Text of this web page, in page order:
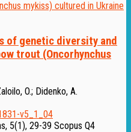
of genetic diversity and
trout (Oncorhynchus
O.; Didenko, A.
v5_1_04
5(1), 29-39 Scopus Q4